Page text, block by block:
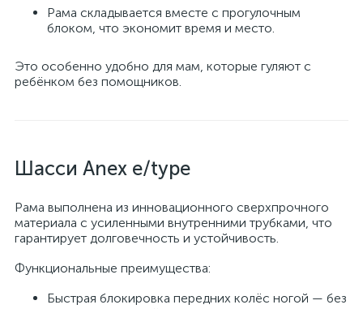
Рама складывается вместе с прогулочным
блоком, что экономит время и место.
Это особенно удобно для мам, которые гуляют с
ребёнком без помощников.
Шасси Anex e/type
Рама выполнена из инновационного сверхпрочного
материала с усиленными внутренними трубками, что
гарантирует долговечность и устойчивость.
Функциональные преимущества:
Быстрая блокировка передних колёс ногой — без